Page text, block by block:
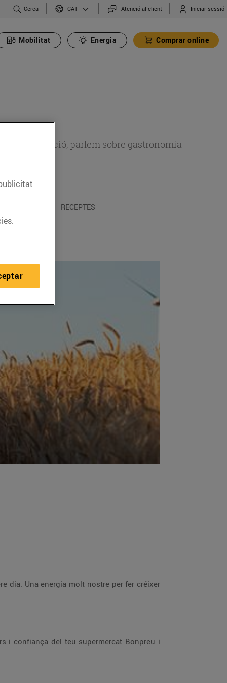
Cerca CAT Atenció al client Iniciar sessió
Mobilitat Energia Comprar online
alimentació, parlem sobre gastronomia
RECEPTES